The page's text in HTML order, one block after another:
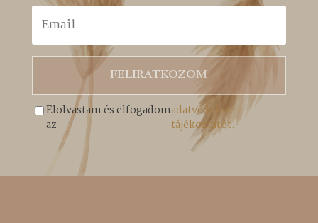
FELIRATKOZOM
Elolvastam és elfogadom
az
adatvédelmi
tájékoztatót.